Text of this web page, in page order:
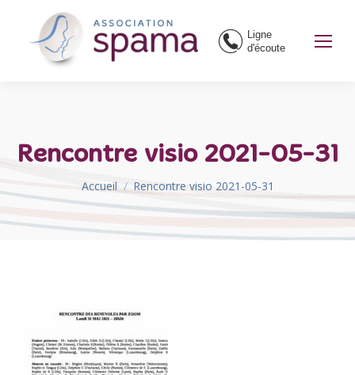
Ligne
d'écoute
Rencontre visio 2021-05-31
Vous êtes ici :
Accueil Rencontre visio 2021-05-31